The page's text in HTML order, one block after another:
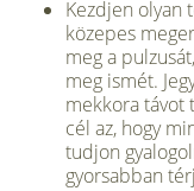
Kezdjen olyan
közepes
meg a
meg ismét.
mekkora távot
cél az, hogy
tudjon
gyorsabban